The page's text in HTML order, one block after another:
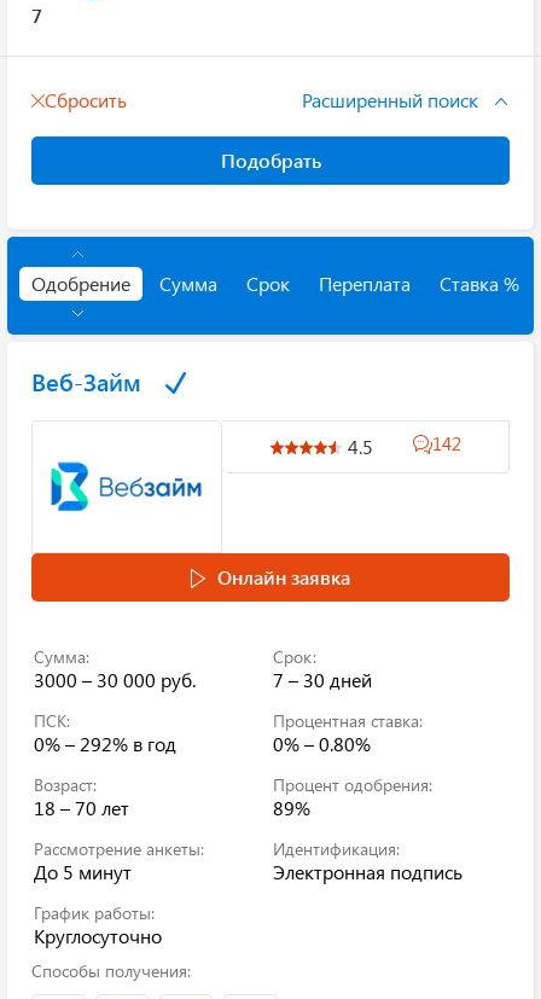
Сбросить Расширенный поиск
Подобрать
Одобрение Сумма Срок Переплата Ставка %
Веб-Займ
4.5 142
Онлайн заявка
Сумма:
3000 – 30 000 руб.
Срок:
7 – 30 дней
ПСК:
0% – 292% в год
Процентная ставка:
0% – 0.80%
Возраст:
18 – 70 лет
Процент одобрения:
89%
Рассмотрение анкеты:
До 5 минут
Идентификация:
Электронная подпись
График работы:
Круглосуточно
Способы получения: